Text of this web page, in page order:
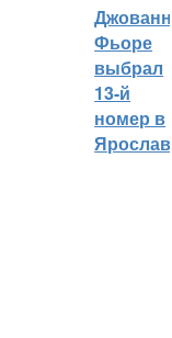
Фьоре
выбрал
13-й
номер в